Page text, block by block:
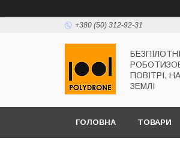
+380 (50) 312-92-31
ПОВІТРІ,
ЗЕМЛІ
ГОЛОВНА ТОВАРИ